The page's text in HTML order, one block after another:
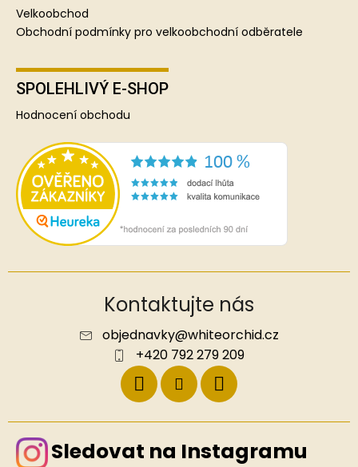
Velkoobchod
Obchodní podmínky pro velkoobchodní odběratele
SPOLEHLIVÝ E-SHOP
Hodnocení obchodu
Kontaktujte nás
objednavky@whiteorchid.cz
+420 792 279 209
Sledovat na Instagramu